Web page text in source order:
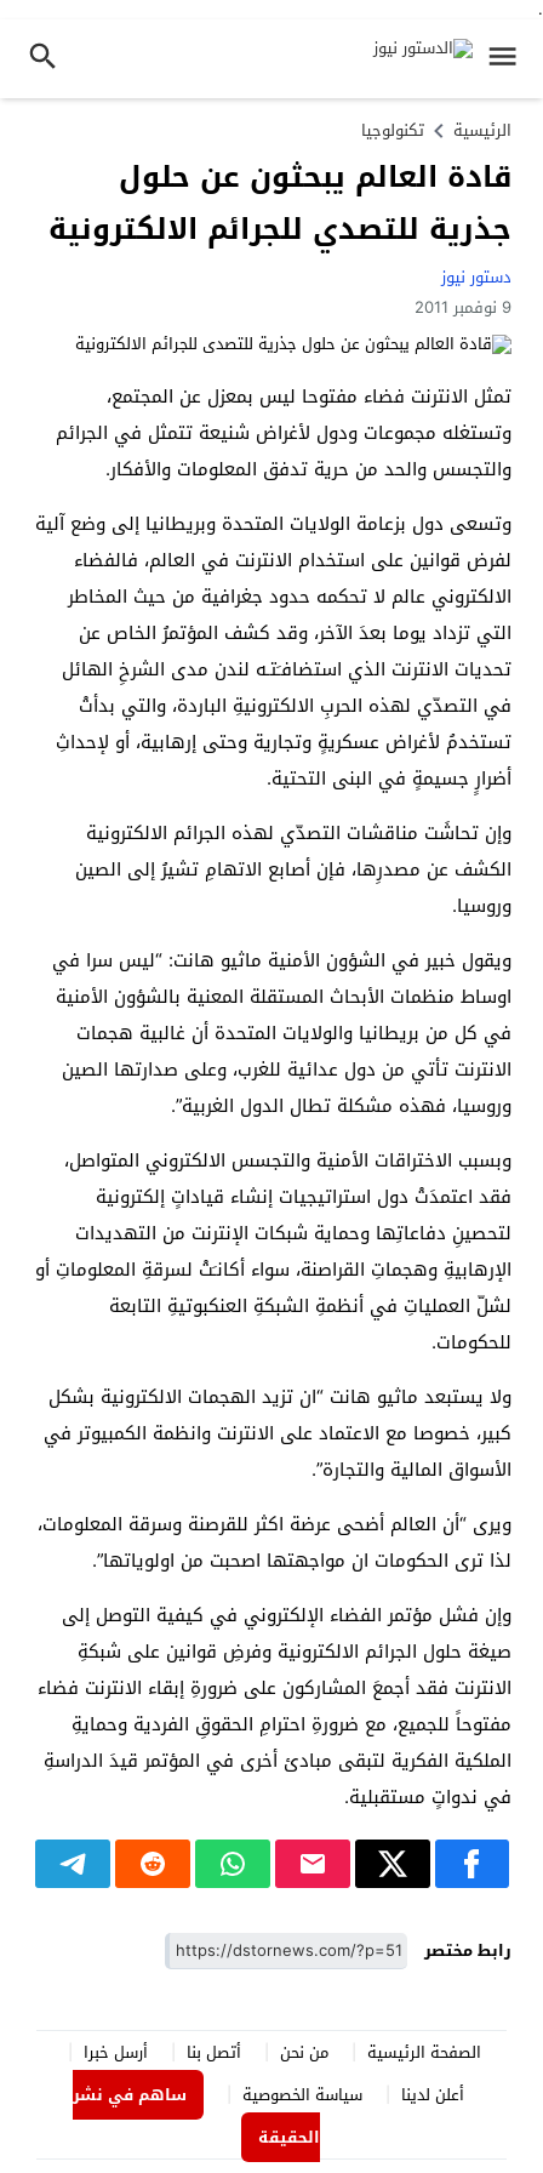
.
الرئيسية تكنولوجيا
قادة العالم يبحثون عن حلول
جذرية للتصدي للجرائم الالكترونية
دستور نيوز
9 نوفمبر 2011
تمثل الانترنت فضاء مفتوحا ليس بمعزل عن المجتمع،
وتستغله مجموعات ودول لأغراض شنيعة تتمثل في الجرائم
والتجسس والحد من حرية تدفق المعلومات والأفكار.
وتسعى دول بزعامة الولايات المتحدة وبريطانيا إلى وضع آلية
لفرض قوانين على استخدام الانترنت في العالم، فالفضاء
الالكتروني عالم لا تحكمه حدود جغرافية من حيث المخاطر
التي تزداد يوما بعدَ الآخر، وقد كشف المؤتمرُ الخاص عن
تحديات الانترنت الذي استضافـَتـه لندن مدى الشرخِ الهائل
في التصدّي لهذه الحربِ الالكترونيةِ الباردة، والتي بدأتْ
تستخدمُ لأغراض عسكريةٍ وتجارية وحتى إرهابية، أو لإحداثِ
أضرارٍ جسيمةٍ في البنى التحتية.
وإن تحاشَت مناقشات التصدّي لهذه الجرائم الالكترونية
الكشف عن مصدرِها، فإن أصابع الاتهامِ تشيرُ إلى الصين
وروسيا.
ويقول خبير في الشؤون الأمنية ماثيو هانت: “ليس سرا في
اوساط منظمات الأبحاث المستقلة المعنية بالشؤون الأمنية
في كل من بريطانيا والولايات المتحدة أن غالبية هجمات
الانترنت تأتي من دول عدائية للغرب، وعلى صدارتها الصين
وروسيا، فهذه مشكلة تطال الدول الغربية”.
وبسبب الاختراقات الأمنية والتجسس الالكتروني المتواصل،
فقد اعتمدَتْ دول استراتيجيات إنشاء قياداتٍ إلكترونية
لتحصينِ دفاعاتِها وحماية شبكات الإنترنت من التهديدات
الإرهابيةِ وهجماتِ القراصنة، سواء أكانـَتْ لسرقةِ المعلوماتِ أو
لشلّ العملياتِ في أنظمةِ الشبكةِ العنكبوتيةِ التابعة
للحكومات.
ولا يستبعد ماثيو هانت “ان تزيد الهجمات الالكترونية بشكل
كبير، خصوصا مع الاعتماد على الانترنت وانظمة الكمبيوتر في
الأسواق المالية والتجارة”.
ويرى “أن العالم أضحى عرضة اكثر للقرصنة وسرقة المعلومات،
لذا ترى الحكومات ان مواجهتها اصحبت من اولوياتها”.
وإن فشل مؤتمر الفضاء الإلكتروني في كيفية التوصل إلى
صيغة حلول الجرائم الالكترونية وفرضِ قوانين على شبكةِ
الانترنت فقد أجمعَ المشاركون على ضرورةِ إبقاء الانترنت فضاء
مفتوحاً للجميع، مع ضرورةِ احترامِ الحقوقِ الفردية وحمايةِ
الملكية الفكرية لتبقى مبادئ أخرى في المؤتمر قيدَ الدراسةِ
في ندواتٍ مستقبلية.
رابط مختصر
الصفحة الرئيسية من نحن أتصل بنا
أرسل خبرا
أعلن لدينا
سياسة الخصوصية
ساهم في نشر
الحقيقة